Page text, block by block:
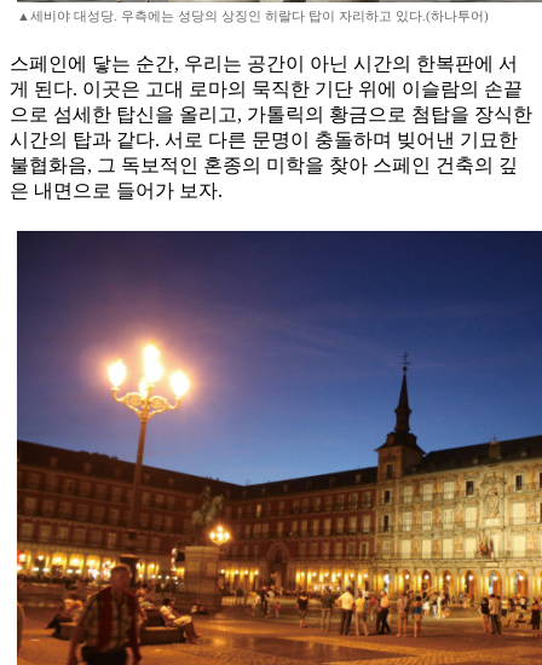
▲세비야 대성당. 우측에는 성당의 상징인 히랄다 탑이 자리하고 있다.(하나투어)
스페인에 닿는 순간, 우리는 공간이 아닌 시간의 한복판에 서
게 된다. 이곳은 고대 로마의 묵직한 기단 위에 이슬람의 손끝
으로 섬세한 탑신을 올리고, 가톨릭의 황금으로 첨탑을 장식한
시간의 탑과 같다. 서로 다른 문명이 충돌하며 빚어낸 기묘한
불협화음, 그 독보적인 혼종의 미학을 찾아 스페인 건축의 깊
은 내면으로 들어가 보자.